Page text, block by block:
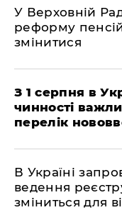
У Верховній
реформу
змінитися
З 1 серпня в
чинності
перелік
В Україні
ведення
зміниться для